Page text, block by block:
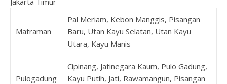
Matraman
Pal Meriam, Kebon Manggis, Pisangan
Baru, Utan Kayu Selatan, Utan Kayu
Utara, Kayu Manis
Pulogadung
Cipinang, Jatinegara Kaum, Pulo Gadung,
Kayu Putih, Jati, Rawamangun, Pisangan